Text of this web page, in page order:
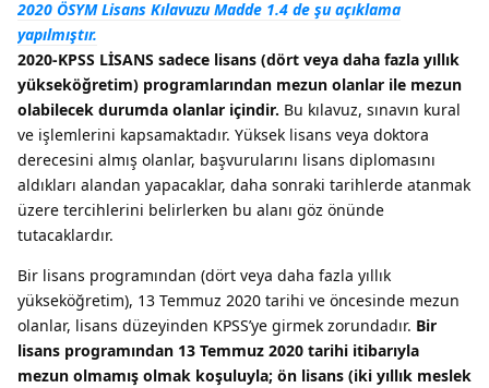
2020 ÖSYM Lisans Kılavuzu Madde 1.4 de şu açıklama
yapılmıştır.
2020-KPSS LİSANS sadece lisans (dört veya daha fazla yıllık
yükseköğretim) programlarından mezun olanlar ile mezun
olabilecek durumda olanlar içindir. Bu kılavuz, sınavın kural
ve işlemlerini kapsamaktadır. Yüksek lisans veya doktora
derecesini almış olanlar, başvurularını lisans diplomasını
aldıkları alandan yapacaklar, daha sonraki tarihlerde atanmak
üzere tercihlerini belirlerken bu alanı göz önünde
tutacaklardır.
Bir lisans programından (dört veya daha fazla yıllık
yükseköğretim), 13 Temmuz 2020 tarihi ve öncesinde mezun
olanlar, lisans düzeyinden KPSS’ye girmek zorundadır. Bir
lisans programından 13 Temmuz 2020 tarihi itibarıyla
mezun olmamış olmak koşuluyla; ön lisans (iki yıllık meslek